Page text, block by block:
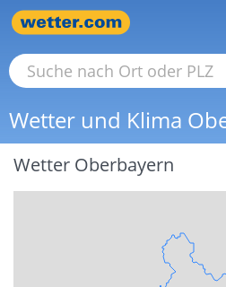
Wetter und Klima
Wetter Oberbayern